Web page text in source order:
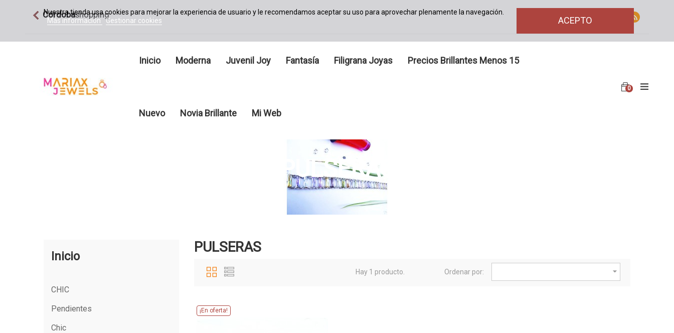
Córdobashopping
Nuestra tienda usa cookies para mejorar la experiencia de usuario y le recomendamos aceptar su uso para aprovechar plenamente la navegación.
Más información
Gestionar cookies ACEPTO
Inicio Moderna Juvenil Joy Fantasía Filigrana Joyas Precios Brillantes Menos 15
Nuevo Novia Brillante Mi Web
0
PULSERAS
Inicio
CHIC
Pendientes
Chic
PULSERAS
Hay 1 producto. Ordenar por: 
¡En oferta!